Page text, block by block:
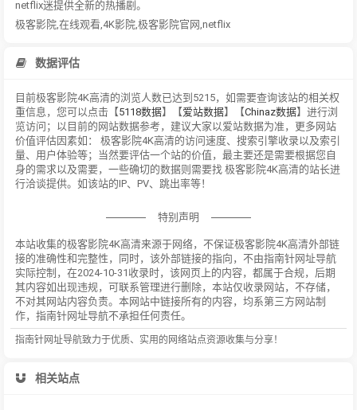
netflix迷提供全新的热播剧。
极客影院,在线观看,4K影院,极客影院官网,netflix
数据评估
目前极客影院4K高清的浏览人数已达到5215，如需要查询该站的相关权
重信息，您可以点击【5118数据】【爱站数据】【Chinaz数据】进行浏
览访问；以目前的网站数据参考，建议大家以爱站数据为准，更多网站
价值评估因素如： 极客影院4K高清的访问速度、搜索引擎收录以及索引
量、用户体验等；当然要评估一个站的价值，最主要还是需要根据您自
身的需求以及需要，一些确切的数据则需要找 极客影院4K高清的站长进
行洽谈提供。如该站的IP、PV、跳出率等！
特别声明
本站收集的极客影院4K高清来源于网络，不保证极客影院4K高清外部链
接的准确性和完整性，同时，该外部链接的指向，不由指南针网址导航
实际控制，在2024-10-31收录时，该网页上的内容，都属于合规，后期
其内容如出现违规，可联系管理进行删除，本站仅收录网站，不存储，
不对其网站内容负责。本网站中链接所有的内容，均系第三方网站制
作，指南针网址导航不承担任何责任。
指南针网址导航致力于优质、实用的网络站点资源收集与分享！
相关站点